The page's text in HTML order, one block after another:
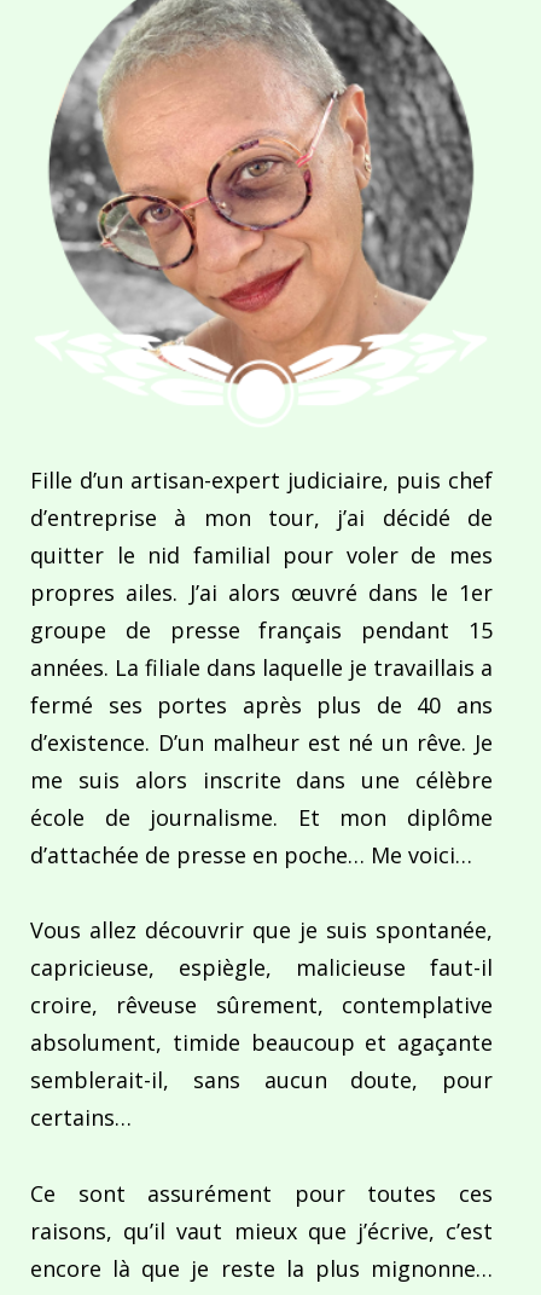
Fille d’un artisan-expert judiciaire, puis chef
d’entreprise à mon tour, j’ai décidé de
quitter le nid familial pour voler de mes
propres ailes. J’ai alors œuvré dans le 1er
groupe de presse français pendant 15
années. La filiale dans laquelle je travaillais a
fermé ses portes après plus de 40 ans
d’existence. D’un malheur est né un rêve. Je
me suis alors inscrite dans une célèbre
école de journalisme. Et mon diplôme
d’attachée de presse en poche… Me voici…
Vous allez découvrir que je suis spontanée,
capricieuse, espiègle, malicieuse faut-il
croire, rêveuse sûrement, contemplative
absolument, timide beaucoup et agaçante
semblerait-il, sans aucun doute, pour
certains…
Ce sont assurément pour toutes ces
raisons, qu’il vaut mieux que j’écrive, c’est
encore là que je reste la plus mignonne…